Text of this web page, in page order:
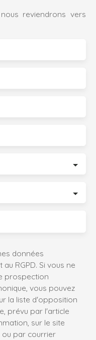
reviendrons vers
données
RGPD. Si vous ne
prospection
vous pouvez
la liste d'opposition
prévu par l'article
sur le site
par courrier